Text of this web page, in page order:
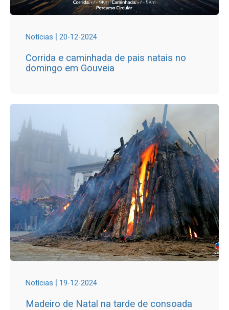
Notícias | 20-12-2024
Corrida e caminhada de pais natais no
domingo em Gouveia
Notícias | 19-12-2024
Madeiro de Natal na tarde de consoada